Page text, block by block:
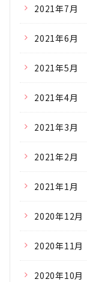
2021年7月
2021年6月
2021年5月
2021年4月
2021年3月
2021年2月
2021年1月
2020年12月
2020年11月
2020年10月